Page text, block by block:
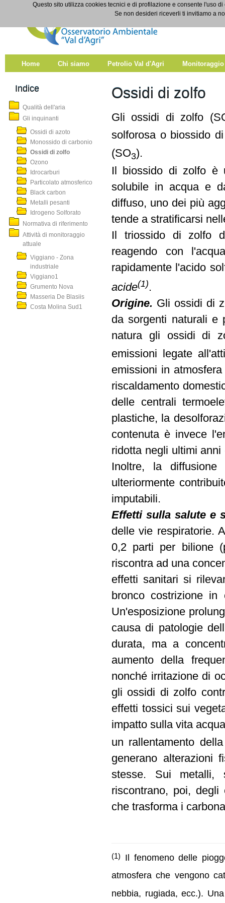
Salta al contenuto
Ossidi di zolfo
Home Chi siamo Petrolio Val d'Agri Monitoraggio
Indice
Qualità dell'aria
Gli inquinanti
Ossidi di azoto
Monossido di carbonio
Ossidi di zolfo
Ozono
Idrocarburi
Particolato atmosferico
Black carbon
Metalli pesanti
Idrogeno Solforato
Normativa di riferimento
Attività di monitoraggio
attuale
Viggiano - Zona
industriale
Viggiano1
Grumento Nova
Masseria De Blasiis
Costa Molina Sud1
Ossidi di zolfo
Gli ossidi di zolfo
solforosa o biossido
(SO3).
Il biossido di zolfo è
solubile in acqua e
diffuso, uno dei più
tende a stratificarsi
Il triossido di zolfo
reagendo con
rapidamente l'acido
acide(1).
Origine. Gli ossidi di
da sorgenti naturali e
natura gli ossidi di
emissioni legate
emissioni in
riscaldamento
delle centrali
plastiche, la
contenuta è invece
ridotta negli ultimi
Inoltre, la
ulteriormente
imputabili.
Effetti sulla salute e
delle vie respiratorie.
0,2 parti per bilione
riscontra ad una
effetti sanitari si
bronco costrizione
Un'esposizione
causa di patologie
durata, ma a
aumento della
nonché irritazione di
gli ossidi di zolfo
effetti tossici sui
impatto sulla vita
un rallentamento
generano alterazioni
stesse. Sui metalli,
riscontrano, poi,
che trasforma i
(1)
Il fenomeno delle
atmosfera che vengono
nebbia, rugiada, ecc.).
Questo sito utilizza cookies tecnici e di profilazione e consente l'uso
Se non desideri riceverli ti invitiamo a